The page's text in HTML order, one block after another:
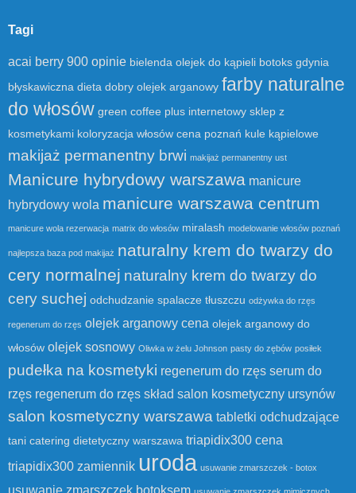
Tagi
acai berry 900 opinie bielenda olejek do kąpieli botoks gdynia
błyskawiczna dieta dobry olejek arganowy farby naturalne
do włosów green coffee plus internetowy sklep z
kosmetykami koloryzacja włosów cena poznań kule kąpielowe
makijaż permanentny brwi makijaż permanentny ust
Manicure hybrydowy warszawa manicure
hybrydowy wola manicure warszawa centrum
manicure wola rezerwacja matrix do włosów miralash modelowanie włosów poznań
najlepsza baza pod makijaż naturalny krem do twarzy do
cery normalnej naturalny krem do twarzy do
cery suchej odchudzanie spalacze tłuszczu odżywka do rzęs
regenerum do rzęs olejek arganowy cena olejek arganowy do
włosów olejek sosnowy Oliwka w żelu Johnson pasty do zębów posiłek
pudełka na kosmetyki regenerum do rzęs serum do
rzęs regenerum do rzęs skład salon kosmetyczny ursynów
salon kosmetyczny warszawa tabletki odchudzające
tani catering dietetyczny warszawa triapidix300 cena
triapidix300 zamiennik uroda usuwanie zmarszczek - botox
usuwanie zmarszczek botoksem usuwanie zmarszczek mimicznych